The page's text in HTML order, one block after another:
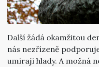
Další žádá okamžitou
nás nezřízeně
umírají hlady. A možná